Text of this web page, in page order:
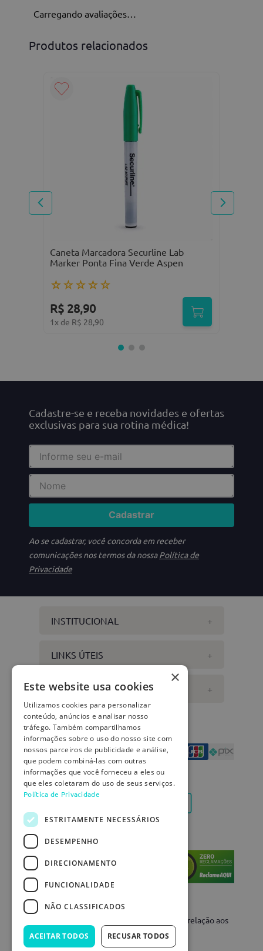
Título
★ ★
Endereço de email
ENVIAR AVALIAÇÃO
Carregando avaliações…
Produtos relacionados
Caneta Marcadora Securline Lab
Marker Ponta Fina Verde Aspen
☆☆☆☆☆
R$ 28,90
1 x de R$ 28,90
Cadastre-se e receba novidades e ofertas
exclusivas para sua rotina médica!
Cadastrar
Ao se cadastrar, você concorda em receber
comunicações nos termos da nossaPolítica de
Privacidade
INSTITUCIONAL +
LINKS ÚTEIS +
DÚVIDAS +
Formas de pagamento
REDES SOCIAIS
Certificados
Os preços da loja online podem variar em relação aos
portais e venda direta.
×
Este website usa cookies
Utilizamos cookies para personalizar
conteúdo, anúncios e analisar nosso
tráfego. Também compartilhamos
informações sobre o uso do nosso site com
nossos parceiros de publicidade e análise,
que podem combiná-las com outras
informações que você forneceu a eles ou
que eles coletaram do uso de seus serviços.
Política de Privacidade
ESTRITAMENTE NECESSÁRIOS
DESEMPENHO
DIRECIONAMENTO
FUNCIONALIDADE
NÃO CLASSIFICADOS
ACEITAR TODOS RECUSAR TODOS